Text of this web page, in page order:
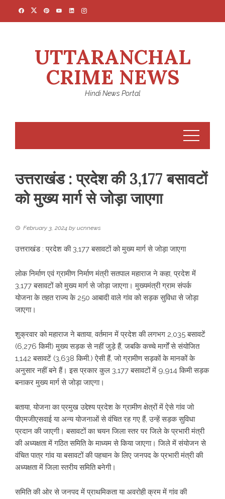
UTTARANCHAL
CRIME NEWS
Hindi News Portal
उत्तराखंड : प्रदेश की 3,177 बसावटों
को मुख्य मार्ग से जोड़ा जाएगा
February 3, 2024 by ucnnews
उत्तराखंड : प्रदेश की 3,177 बसावटों को मुख्य मार्ग से जोड़ा जाएगा
लोक निर्माण एवं ग्रामीण निर्माण मंत्री सतपाल महाराज ने कहा, प्रदेश में
3,177 बसावटों को मुख्य मार्ग से जोड़ा जाएगा। मुख्यमंत्री ग्राम संपर्क
योजना के तहत राज्य के 250 आबादी वाले गांव को सड़क सुविधा से जोड़ा
जाएगा।
शुक्रवार को महाराज ने बताया, वर्तमान में प्रदेश की लगभग 2,035 बसावटें
(6,276 किमी) मुख्य सड़क से नहीं जुड़े हैं, जबकि कच्चे मार्गों से संयोजित
1,142 बसावटें (3,638 किमी.) ऐसी हैं, जो ग्रामीण सड़कों के मानकों के
अनुसार नहीं बने हैं। इस प्रकार कुल 3,177 बसावटों में 9,914 किमी सड़क
बनाकर मुख्य मार्ग से जोड़ा जाएगा।
बताया, योजना का प्रमुख उद्देश्य प्रदेश के ग्रामीण क्षेत्रों में ऐसे गांव जो
पीएमजीएसवाई या अन्य योजनाओं से वंचित रह गए हैं, उन्हें सड़क सुविधा
प्रदान की जाएगी। बसावटों का चयन जिला स्तर पर जिले के प्रभारी मंत्री
की अध्यक्षता में गठित समिति के माध्यम से किया जाएगा। जिले में संयोजन से
वंचित पात्र गांव या बसावटों की पहचान के लिए जनपद के प्रभारी मंत्री की
अध्यक्षता में जिला स्तरीय समिति बनेगी।
समिति की ओर से जनपद में प्राथमिकता या अवरोही क्रम में गांव की